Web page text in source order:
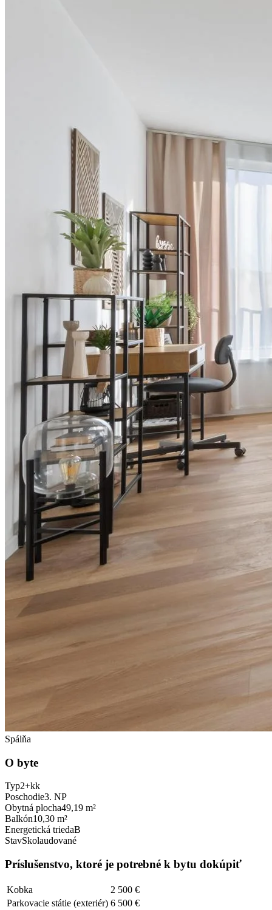
Spálňa
O byte
Typ2+kk
Poschodie3. NP
Obytná plocha49,19 m²
Balkón10,30 m²
Energetická triedaB
StavSkolaudované
Príslušenstvo, ktoré je potrebné k bytu dokúpiť
Kobka
2 500 €
Parkovacie státie (exteriér) 6 500 €